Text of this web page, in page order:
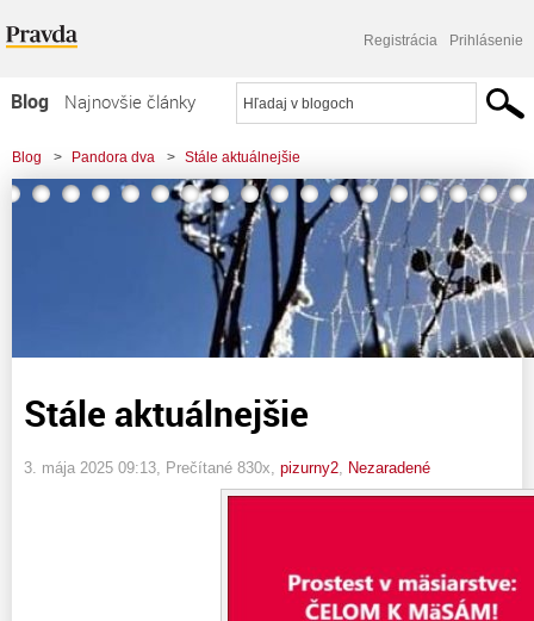
Registrácia Prihlásenie
Blog
Najnovšie články
Najčítanejšie články
Najkomentovanejšie články
Blog > Pandora dva > Stále aktuálnejšie
Stále aktuálnejšie
3. mája 2025 09:13 , Prečítané 830x, pizurny2 Nezaradené